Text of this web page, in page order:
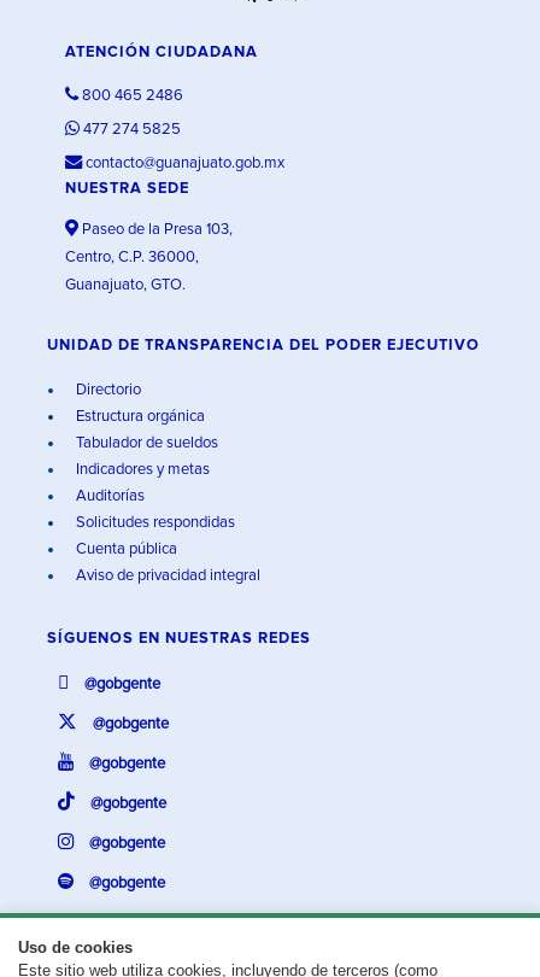
Uso de cookies
Este sitio web utiliza cookies, incluyendo de terceros (como
ATENCIÓN CIUDADANA
800 465 2486
477 274 5825
contacto@guanajuato.gob.mx
NUESTRA SEDE
Paseo de la Presa 103,
Centro, C.P. 36000,
Guanajuato, GTO.
UNIDAD DE TRANSPARENCIA DEL PODER EJECUTIVO
Directorio
Estructura orgánica
Tabulador de sueldos
Indicadores y metas
Auditorías
Solicitudes respondidas
Cuenta pública
Aviso de privacidad integral
SÍGUENOS EN NUESTRAS REDES
@gobgente
@gobgente
@gobgente
@gobgente
@gobgente
@gobgente
¿Existe algún problema con esta página?Repórtalo aquí.